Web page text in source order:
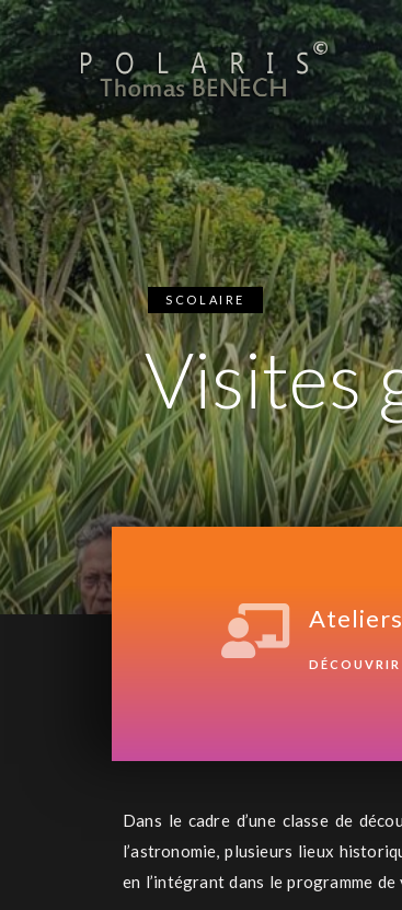
SCOLAIRE
Visites
DÉCOUVRIR
Dans le cadre d’une classe de
l’astronomie, plusieurs lieux
en l’intégrant dans le programme